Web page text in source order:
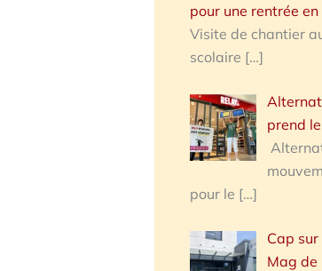
pour une rentrée
Visite de chantier
scolaire […]
prend
pour le […]
Cap sur
Mag de